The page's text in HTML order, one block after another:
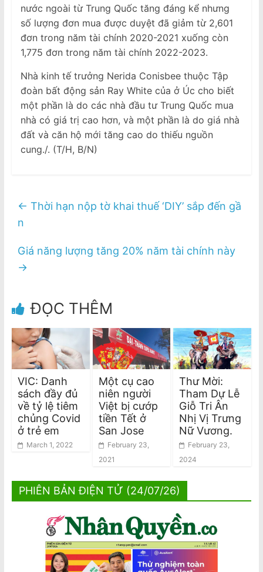
nước ngoài từ Trung Quốc tăng đáng kể nhưng
số lượng đơn mua được duyệt đã giảm từ 2,601
đơn trong năm tài chính 2020-2021 xuống còn
1,775 đơn trong năm tài chính 2022-2023.
Nhà kinh tế trưởng Nerida Conisbee thuộc Tập
đoàn bất động sản Ray White của ở Úc cho biết
một phần là do các nhà đầu tư Trung Quốc mua
nhà có giá trị cao hơn, và một phần là do giá nhà
đất và căn hộ mới tăng cao do thiếu nguồn
cung./. (T/H, B/N)
← Thời hạn nộp tờ khai thuế ‘DIY’ sắp đến gầ
n
Giá năng lượng tăng 20% năm tài chính này
→
ĐỌC THÊM
VIC: Danh
sách đầy đủ
về tỷ lệ tiêm
chủng Covid
ở trẻ em
March 1, 2022
Một cụ cao
niên người
Việt bị cướp
tiền Tết ở
San Jose
February 23,
2021
Thư Mời:
Tham Dự Lễ
Giỗ Tri Ân
Nhị Vị Trưng
Nữ Vương.
February 23,
2024
PHIÊN BẢN ĐIỆN TỬ (24/07/26)